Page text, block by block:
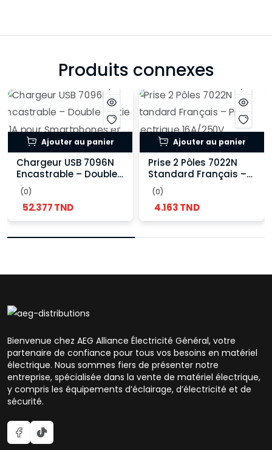
Produits connexes
Ajouter au panier
Chargeur USB 7096N
Encastrable – Double
Sortie 2.1A pour
Smartphones et
Tablettes
(0)
52.377 TND
Ajouter au panier
Prise 2 Pôles 7022N
Standard Français –
Prise Électrique
16A/250V Encastrable
(0)
4.163 TND
Bienvenue chez AEG Alliance Électricité Général, votre
partenaire de confiance pour tous vos besoins en matériel
électrique. Nous sommes fiers de présenter notre
entreprise, spécialisée dans la vente de matériel électrique,
y compris les équipements d’éclairage, d’électricité et de
sécurité.